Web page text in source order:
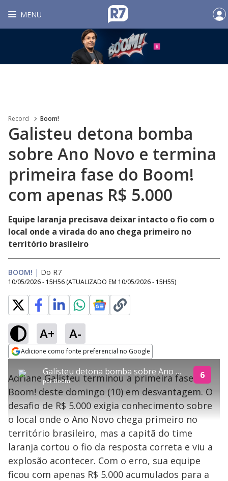
MENU
Record Boom!
Galisteu detona bomba
sobre Ano Novo e termina
primeira fase do Boom!
com apenas R$ 5.000
Equipe laranja precisava deixar intacto o fio com o
local onde a virada do ano chega primeiro no
território brasileiro
BOOM! | Do R7
10/05/2026 - 15H56 (ATUALIZADO EM 10/05/2026 - 15H55)
A+ A-
Adicione como fonte preferencial no Google
a
window.
modal
be
by
the
Escape
key
or
activating
explore
Conteúdo bloqueado
Lamentamos, mas o vídeo que está tentando assisitr é de exibição
exclusiva em território brasileiro :-(
Galisteu detona bomba sobre Ano Novo e termina primeira fase do Boom! com apenas R$ 5.000
porBoom!
6
Adriane Galisteu terminou a primeira fase do
Boom! deste domingo (10) em desvantagem. O
desafio de R$ 5.000 exigia conhecimento sobre
o local onde o Ano Novo chega primeiro no
território brasileiro, mas a capitã do time
laranja cortou o fio da resposta correta e viu a
explosão acontecer. Com o erro, sua equipe
ficou com apenas R$ 5.000 acumulados para a